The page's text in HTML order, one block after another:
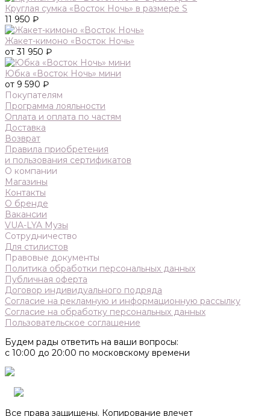
Круглая сумка «Восток Ночь» в размере S
11 950 ₽
Жакет-кимоно «Восток Ночь»
от 31 950 ₽
Юбка «Восток Ночь» мини
от 9 590 ₽
Покупателям
Программа лояльности
Оплата и оплата по частям
Доставка
Возврат
Правила приобретения
и пользования сертификатов
О компании
Магазины
Контакты
О бренде
Вакансии
VUA-LYA Музы
Сотрудничество
Для стилистов
Правовые документы
Политика обработки персональных данных
Публичная оферта
Договор индивидуального подряда
Согласие на рекламную и информационную рассылку
Согласие на обработку персональных данных
Пользовательское соглашение
Будем рады ответить на ваши вопросы:
с 10:00 до 20:00 по московскому времени
Все права защищены. Копирование влечет